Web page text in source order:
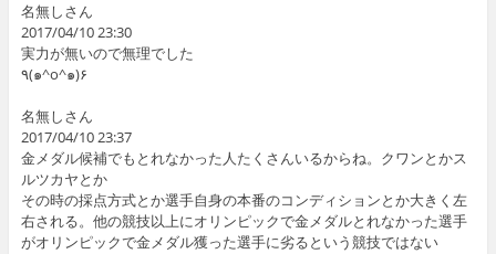
名無しさん
2017/04/10 23:30
実力が無いので無理でした
٩(๑^o^๑)۶
名無しさん
2017/04/10 23:37
金メダル候補でもとれなかった人たくさんいるからね。クワンとかス
ルツカヤとか
その時の採点方式とか選手自身の本番のコンディションとか大きく左
右される。他の競技以上にオリンピックで金メダルとれなかった選手
がオリンピックで金メダル獲った選手に劣るという競技ではない